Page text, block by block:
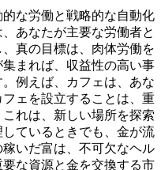
な労働と戦略的な自動化
あなたが主要な労働者と
真の目標は、肉体労働を
まれば、収益性の高い事
例えば、カフェは、あな
ェを設立することは、重
れは、新しい場所を探索
ているときでも、金が流
いだ富は、不可欠なヘル
な資源と金を交換する市